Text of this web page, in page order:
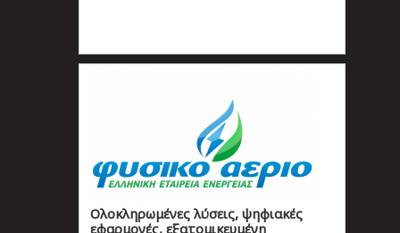
Ολοκληρωμένες λύσεις, ψηφιακές
εφαρμογές, εξατομικευμένη